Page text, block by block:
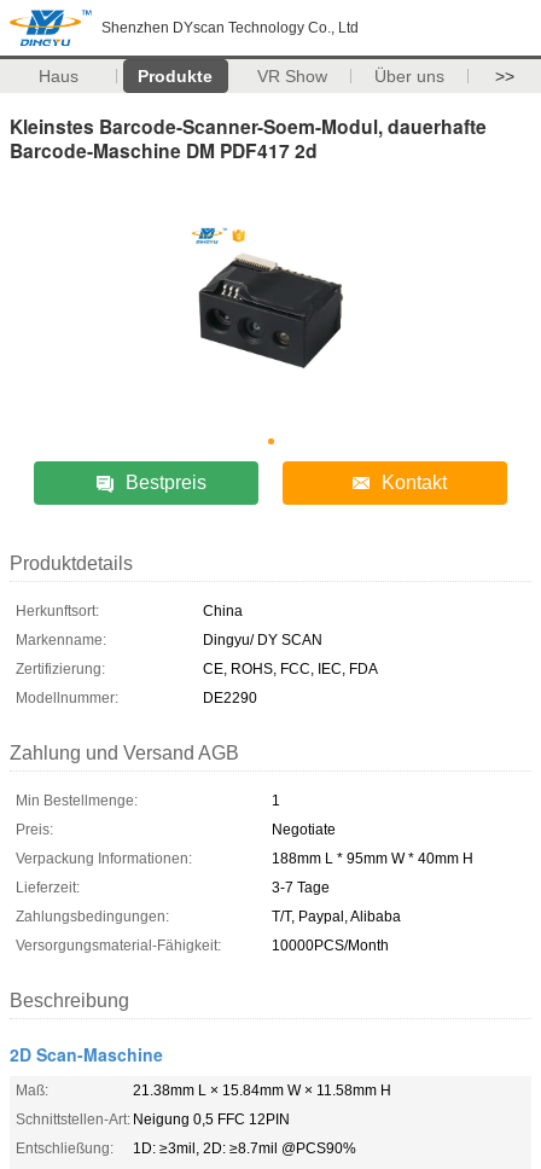
Shenzhen DYscan Technology Co., Ltd
Haus Produkte VR Show Über uns >>
Kleinstes Barcode-Scanner-Soem-Modul, dauerhafte
Barcode-Maschine DM PDF417 2d
Bestpreis Kontakt
Produktdetails
Herkunftsort:
China
Markenname:
Dingyu/ DY SCAN
Zertifizierung:
CE, ROHS, FCC, IEC, FDA
Modellnummer:
DE2290
Zahlung und Versand AGB
Min Bestellmenge:
1
Preis:
Negotiate
Verpackung Informationen:
188mm L * 95mm W * 40mm H
Lieferzeit:
3-7 Tage
Zahlungsbedingungen:
T/T, Paypal, Alibaba
Versorgungsmaterial-Fähigkeit:
10000PCS/Month
Beschreibung
2D Scan-Maschine
Maß:
21.38mm L × 15.84mm W × 11.58mm H
Schnittstellen-Art: Neigung 0,5 FFC 12PIN
Entschließung:
1D: ≥3mil, 2D: ≥8.7mil @PCS90%